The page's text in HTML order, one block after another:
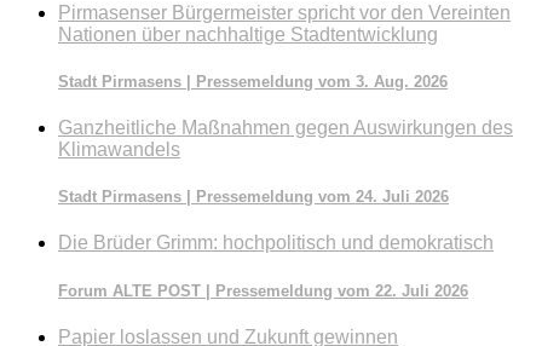
Pirmasenser Bürgermeister spricht vor den Vereinten
Nationen über nachhaltige Stadtentwicklung
Stadt Pirmasens | Pressemeldung vom 3. Aug. 2026
Ganzheitliche Maßnahmen gegen Auswirkungen des
Klimawandels
Stadt Pirmasens | Pressemeldung vom 24. Juli 2026
Die Brüder Grimm: hochpolitisch und demokratisch
Forum ALTE POST | Pressemeldung vom 22. Juli 2026
Papier loslassen und Zukunft gewinnen